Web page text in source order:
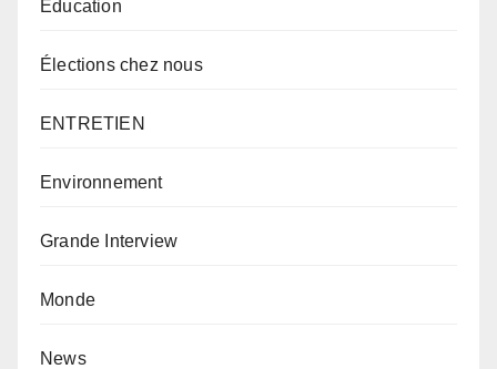
Éducation
Élections chez nous
ENTRETIEN
Environnement
Grande Interview
Monde
News